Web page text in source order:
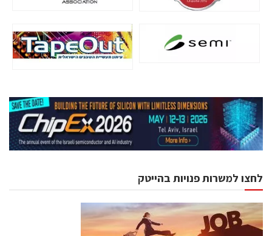
לחצו למשרות פנויות בהייטק